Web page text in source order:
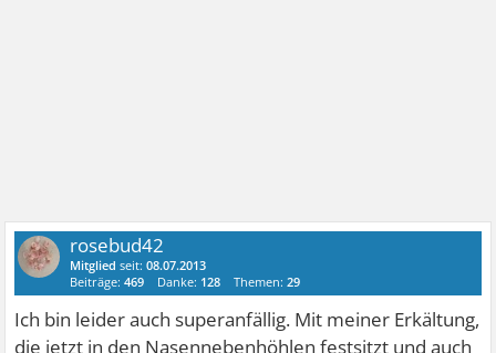
rosebud42
Mitglied seit:08.07.2013
Beiträge:469 Danke: 128 Themen:29
Ich bin leider auch superanfällig. Mit meiner Erkältung,
die jetzt in den Nasennebenhöhlen festsitzt und auch